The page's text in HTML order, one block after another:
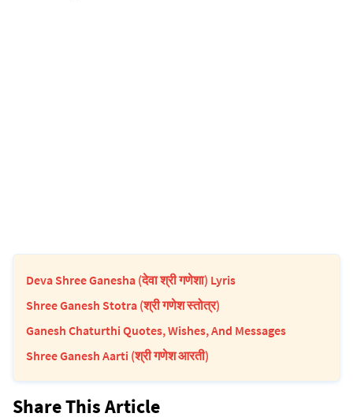
Deva Shree Ganesha (देवा श्री गणेशा) Lyris
Shree Ganesh Stotra (श्री गणेश स्तोत्र)
Ganesh Chaturthi Quotes, Wishes, And Messages
Shree Ganesh Aarti (श्री गणेश आरती)
Share This Article